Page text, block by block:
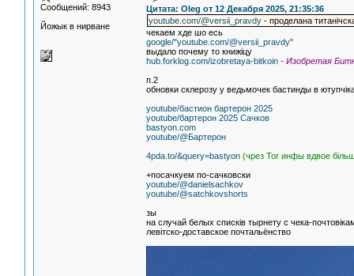
Сообщений: 8943
Йожык в нирване
Цитата: Oleg от 12 Декабря 2025, 21:35:36
youtube.com/@versii_pravdy - проделана
чекаем хде шо есь
google/"youtube.com/@versii_pravdy"
выдало почему то книжiцу
hub.forklog.com/izobretaya-bitkoin - Изобретая
п.2
обновки склерозу у ведьмочек бастинды в
youtube/бастион бартерон 2025
youtube/бартерон 2025 Сачков
bastyon.com
youtube/@Бартерон
4pda.to/&query=bastyon (чрез Tor инфы вдвое
+посачкуем по-сачковски
youtube/@danielsachkov
youtube/@satchkovshorts
зы
на случай белых спискiв тырнету с чека-
левiтско-доставское почтальёнство